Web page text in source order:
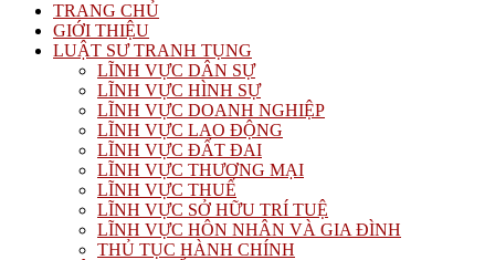
TRANG CHỦ
GIỚI THIỆU
LUẬT SƯ TRANH TỤNG
LĨNH VỰC DÂN SỰ
LĨNH VỰC HÌNH SỰ
LĨNH VỰC DOANH NGHIỆP
LĨNH VỰC LAO ĐỘNG
LĨNH VỰC ĐẤT ĐAI
LĨNH VỰC THƯƠNG MẠI
LĨNH VỰC THUẾ
LĨNH VỰC SỞ HỮU TRÍ TUỆ
LĨNH VỰC HÔN NHÂN VÀ GIA ĐÌNH
THỦ TỤC HÀNH CHÍNH